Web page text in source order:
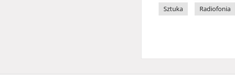
Sztuka
Radiofonia